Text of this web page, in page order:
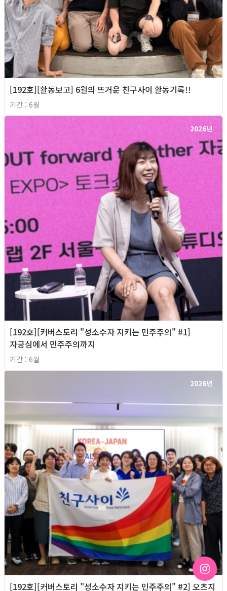
[192호][활동보고] 6월의 뜨거운 친구사이 활동기록!!
기간 : 6월
2026년
[192호][커버스토리 "성소수자 지키는 민주주의" #1]
자긍심에서 민주주의까지
기간 : 6월
2026년
[192호][커버스토리 "성소수자 지키는 민주주의" #2] 오츠지